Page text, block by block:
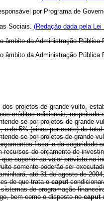
por Programa de
Sociais. (Redação dada pela Lei
âmbito da Administração Pública
âmbito da Administração Pública
projetos de grande vulto,
créditos adicionais, respeitada
se por projetos de grande
e de 5% (cinco por cento) do
se por projetos de grande
fiscal e da seguridade
recursos do orçamento de
superior ao valor previsto no
somente poderão ser
até 31 de agosto de
de que trata ocaput
de programação
bem como o disposto nocaput